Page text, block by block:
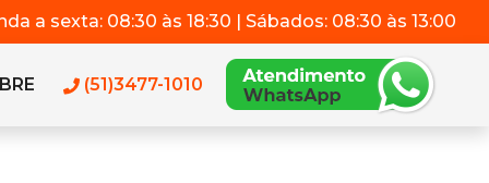
a sexta: 08:30 às 18:30 | Sábados: 08:30 às 13:00
(51)3477-1010